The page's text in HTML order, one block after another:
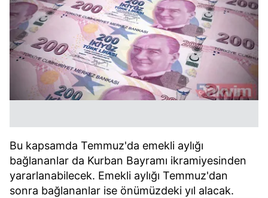
Bu kapsamda Temmuz'da emekli aylığı
bağlananlar da Kurban Bayramı ikramiyesinden
yararlanabilecek. Emekli aylığı Temmuz'dan
sonra bağlananlar ise önümüzdeki yıl alacak.